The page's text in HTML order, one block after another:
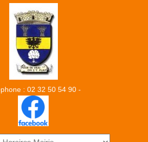
: 02 32 50 54 90 -